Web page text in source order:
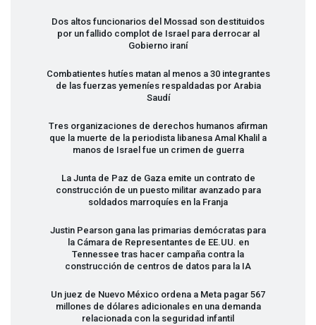
Dos altos funcionarios del Mossad son destituidos
por un fallido complot de Israel para derrocar al
Gobierno iraní
Combatientes hutíes matan al menos a 30 integrantes
de las fuerzas yemeníes respaldadas por Arabia
Saudí
Tres organizaciones de derechos humanos afirman
que la muerte de la periodista libanesa Amal Khalil a
manos de Israel fue un crimen de guerra
La Junta de Paz de Gaza emite un contrato de
construcción de un puesto militar avanzado para
soldados marroquíes en la Franja
Justin Pearson gana las primarias demócratas para
la Cámara de Representantes de EE.UU. en
Tennessee tras hacer campaña contra la
construcción de centros de datos para la IA
Un juez de Nuevo México ordena a Meta pagar 567
millones de dólares adicionales en una demanda
relacionada con la seguridad infantil